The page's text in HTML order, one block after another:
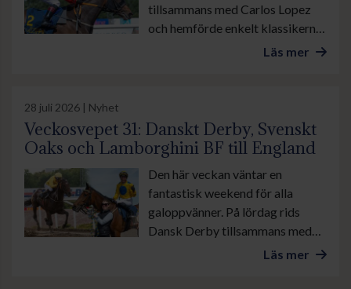
tillsammans med Carlos Lopez
och hemförde enkelt klassikern
Svenskt Oaks, stonas eget Derby
Madeleine Smith i sadeln
motståndarna bakom sig genom
sista sväng och vann lekande lätt.
Läs mer
28 juli 2026 | Nyhet
Veckosvepet 31: Danskt Derby, Svenskt
Oaks och Lamborghini BF till England
Den här veckan väntar en
fantastisk weekend för alla
galoppvänner. På lördag rids
Dansk Derby tillsammans med
ett flertal andra större löpningar
Läs mer